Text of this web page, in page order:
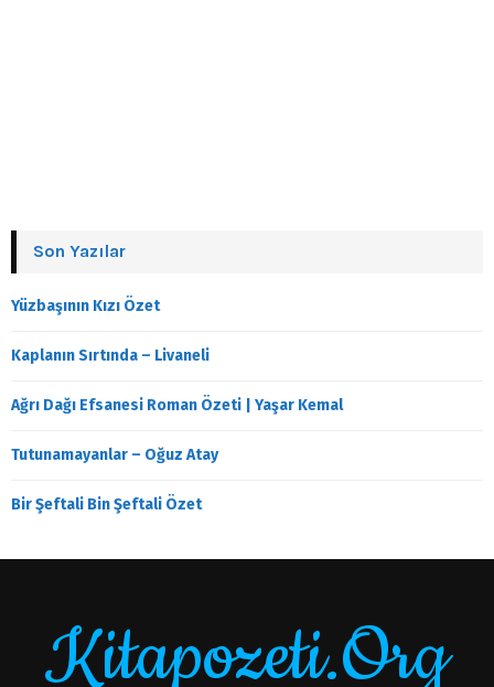
Son Yazılar
Yüzbaşının Kızı Özet
Kaplanın Sırtında – Livaneli
Ağrı Dağı Efsanesi Roman Özeti | Yaşar Kemal
Tutunamayanlar – Oğuz Atay
Bir Şeftali Bin Şeftali Özet
Kitapozeti.Org